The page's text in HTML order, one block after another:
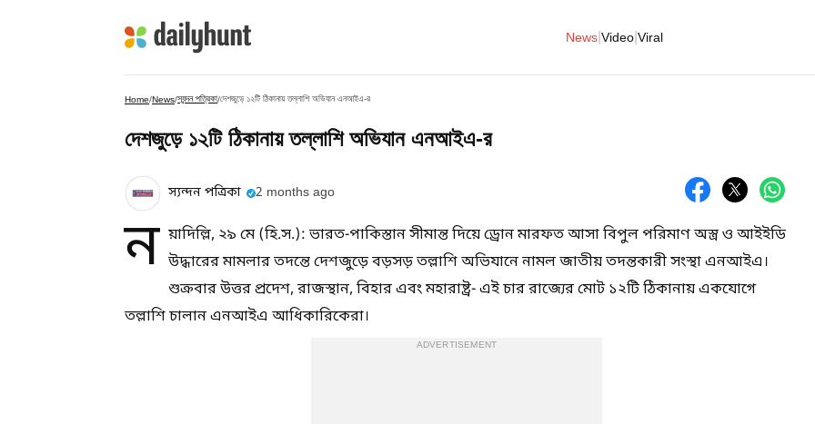
News Video Viral
Home/News/স্যন্দন পত্রিকা/দেশজুড়ে ১২টি ঠিকানায় তল্লাশি অভিযান এনআইএ-র
দেশজুড়ে ১২টি ঠিকানায় তল্লাশি অভিযান এনআইএ-র
স্যন্দন পত্রিকা 2 months ago
ন য়াদিল্লি, ২৯ মে (হি.স.): ভারত-পাকিস্তান সীমান্ত দিয়ে ড্রোন মারফত আসা বিপুল পরিমাণ অস্ত্র ও আইইডি
উদ্ধারের মামলার তদন্তে দেশজুড়ে বড়সড় তল্লাশি অভিযানে নামল জাতীয় তদন্তকারী সংস্থা এনআইএ।
শুক্রবার উত্তর প্রদেশ, রাজস্থান, বিহার এবং মহারাষ্ট্র- এই চার রাজ্যের মোট ১২টি ঠিকানায় একযোগে
তল্লাশি চালান এনআইএ আধিকারিকেরা।
ADVERTISEMENT